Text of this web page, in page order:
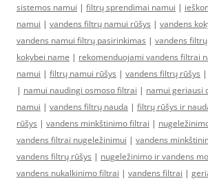
sistemos namui | filtrų sprendimai namui |
namui | vandens filtrų namui rūšys | vandens
vandens namui filtrų pasirinkimas | vandens
kokybei name | rekomenduojami vandens filtrai
namui | filtrų namui rūšys | vandens filtrų rūšys |
| namui naudingi osmoso filtrai | namui geriausi
namui | vandens filtrų nauda | filtrų rūšys ir
rūšys | vandens minkštinimo filtrai |
vandens filtrai nugeležinimui | vandens
vandens filtrų rūšys | nugeležinimo ir vandens
vandens nukalkinimo filtrai | vandens filtrai |